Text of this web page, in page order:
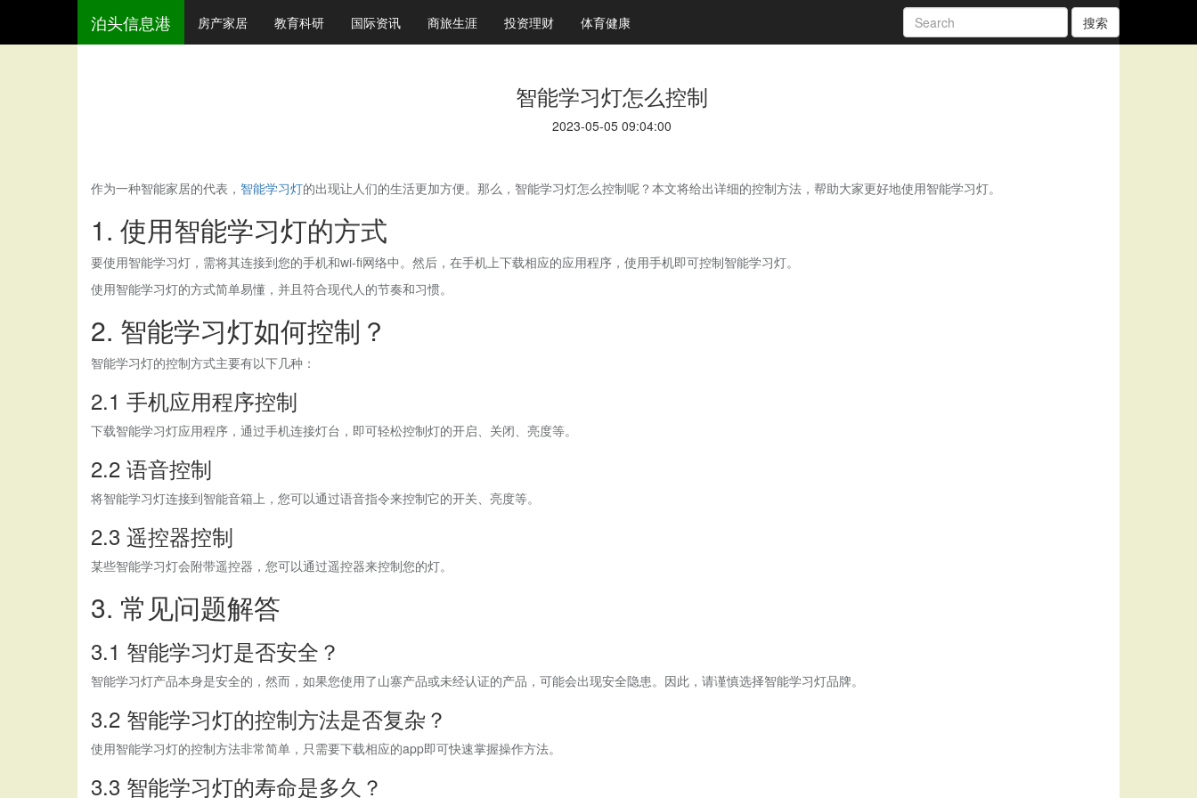
泊头信息港 房产家居 教育科研 国际资讯 商旅生涯 投资理财 体育健康 搜索
智能学习灯怎么控制
2023-05-05 09:04:00
作为一种智能家居的代表， 智能学习灯的出现让人们的生活更加方便。那么，智能学习灯怎么控制呢？本文将给出详细的控制方法，帮助大家更好地使用智能学习灯。
1. 使用智能学习灯的方式
要使用智能学习灯，需将其连接到您的手机和wi-fi网络中。然后，在手机上下载相应的应用程序，使用手机即可控制智能学习灯。
使用智能学习灯的方式简单易懂，并且符合现代人的节奏和习惯。
2. 智能学习灯如何控制？
智能学习灯的控制方式主要有以下几种：
2.1 手机应用程序控制
下载智能学习灯应用程序，通过手机连接灯台，即可轻松控制灯的开启、关闭、亮度等。
2.2 语音控制
将智能学习灯连接到智能音箱上，您可以通过语音指令来控制它的开关、亮度等。
2.3 遥控器控制
某些智能学习灯会附带遥控器，您可以通过遥控器来控制您的灯。
3. 常见问题解答
3.1 智能学习灯是否安全？
智能学习灯产品本身是安全的，然而，如果您使用了山寨产品或未经认证的产品，可能会出现安全隐患。因此，请谨慎选择智能学习灯品牌。
3.2 智能学习灯的控制方法是否复杂？
使用智能学习灯的控制方法非常简单，只需要下载相应的app即可快速掌握操作方法。
3.3 智能学习灯的寿命是多久？